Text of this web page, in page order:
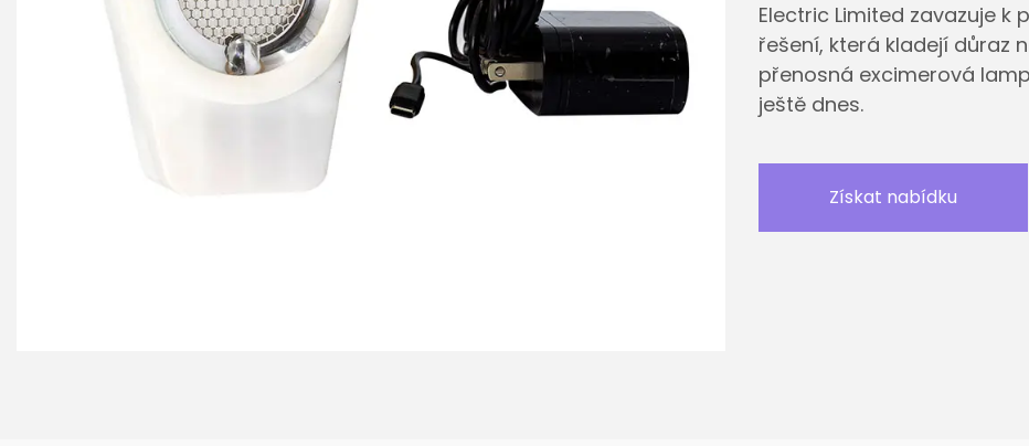
Electric Limited zavazuje
řešení, která kladejí důraz
přenosná excimerová
ještě dnes.
Získat nabídku